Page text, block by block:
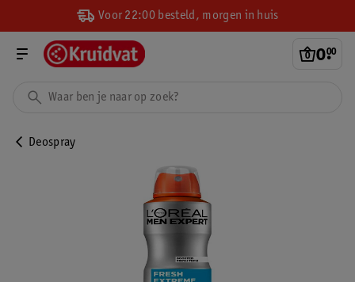
Voor 22:00 besteld, morgen in huis
0.
00
Deospray